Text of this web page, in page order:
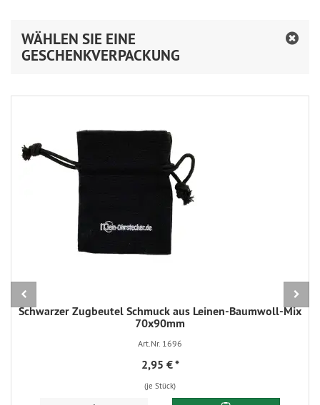
WÄHLEN SIE EINE
GESCHENKVERPACKUNG
Schwarzer Zugbeutel Schmuck aus Leinen-Baumwoll-Mix
70x90mm
Art.Nr. 1696
2,95 €*
(je Stück)